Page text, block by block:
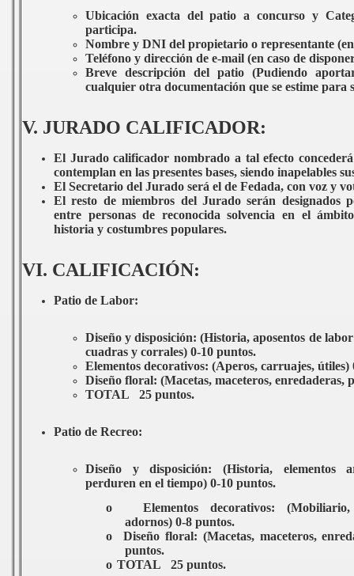
Ubicación exacta del patio a concurso y
participa.
Nombre y DNI del propietario o representante
Teléfono y dirección de e-mail (en caso de
Breve descripción del patio (Pudiendo
cualquier otra documentación que se estime para
V. JURADO CALIFICADOR:
El Jurado calificador nombrado a tal efecto
contemplan en las presentes bases, siendo inapelables
El Secretario del Jurado será el de Fedada, con voz y
El resto de miembros del Jurado serán designados
entre personas de reconocida solvencia en el
historia y costumbres populares.
VI. CALIFICACIÓN:
Patio de Labor:
Diseño y disposición: (Historia, aposentos de
cuadras y corrales) 0-10 puntos.
Elementos decorativos: (Aperos, carruajes, útiles)
Diseño floral: (Macetas, maceteros, enredaderas,
TOTAL 25 puntos.
Patio de Recreo:
Diseño y disposición: (Historia, elementos
perduren en el tiempo) 0-10 puntos.
o
Elementos decorativos:
adornos) 0-8 puntos.
o
Diseño floral: (Macetas, maceteros,
puntos.
o TOTAL 25 puntos.